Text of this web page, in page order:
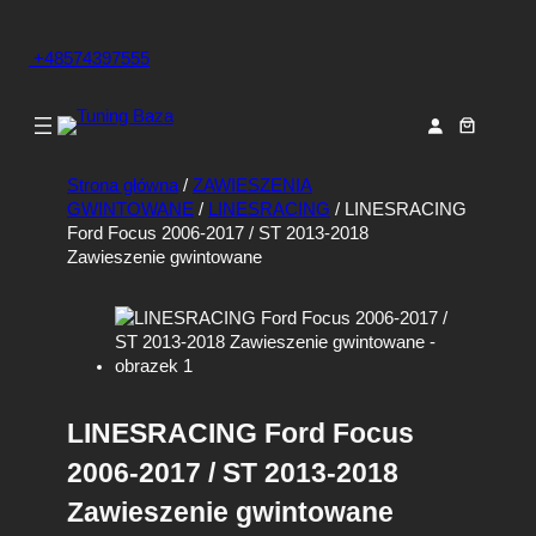
+48574397555
Strona główna / ZAWIESZENIA
GWINTOWANE / LINESRACING / LINESRACING
Ford Focus 2006-2017 / ST 2013-2018
Zawieszenie gwintowane
LINESRACING Ford Focus
2006-2017 / ST 2013-2018
Zawieszenie gwintowane